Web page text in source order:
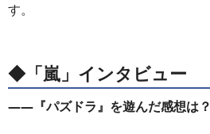
す。
◆「嵐」インタビュー
――『パズドラ』を遊んだ感想は？